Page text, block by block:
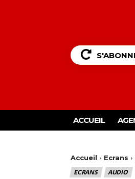
ACCUEIL
Accueil Ecrans
ECRANS AUDIO